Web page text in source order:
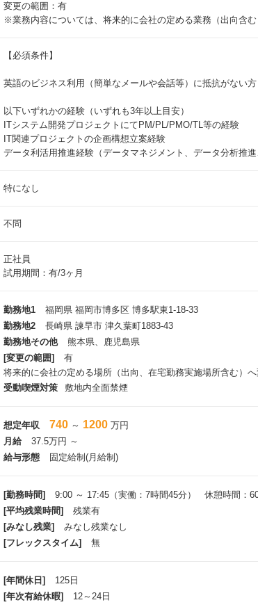
変更の範囲：有
※業務内容については、将来的に会社の定める業務（出向含む
【必須条件】
英語のビジネス利用（簡単なメールや会話等）に抵抗がない方
以下いずれかの経験（いずれも3年以上目安）
ITシステム開発プロジェクトにてPM/PL/PMO/TL等の経験
IT関連プロジェクトの企画構想立案経験
データ利活用推進経験（データマネジメント、データ分析推進
特になし
不問
正社員
試用期間：有/3ヶ月
勤務地1
福岡県 福岡市博多区 博多駅東1-18-33
勤務地2
長崎県 諫早市 津久葉町1883-43
勤務地その他
熊本県、鹿児島県
[変更の範囲]
有
将来的に会社の定める場所（出向、在宅勤務実施場所含む）へ
受動喫煙対策
敷地内全面禁煙
想定年収 740 ～ 1200 万円
月給
37.5万円 ～
給与形態
固定給制(月給制)
[勤務時間]
9:00 ～ 17:45（実働：7時間45分） 休憩時間：
[平均残業時間]
残業有
[みなし残業]
みなし残業なし
[フレックスタイム]
無
[年間休日]
125日
[年次有給休暇]
12～24日